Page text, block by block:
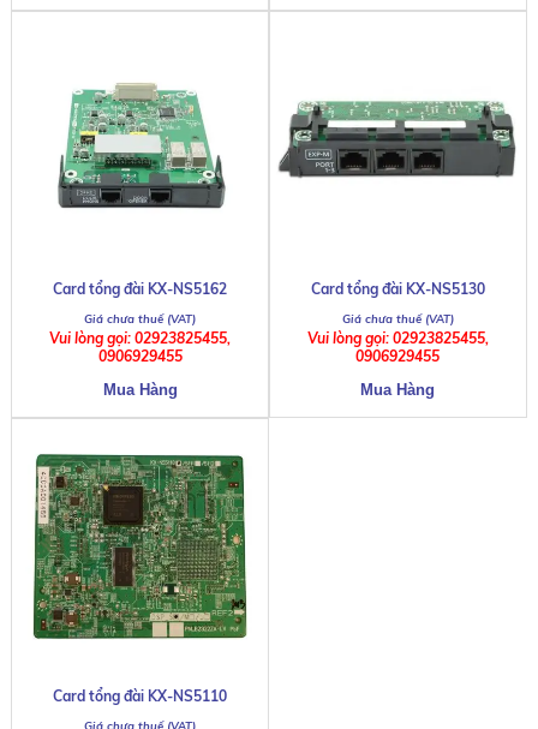
Card tổng đài KX-NS5162
Vui lòng gọi: 02923825455,
0906929455
Card tổng đài KX-NS5130
Vui lòng gọi: 02923825455,
0906929455
Card tổng đài KX-NS5110